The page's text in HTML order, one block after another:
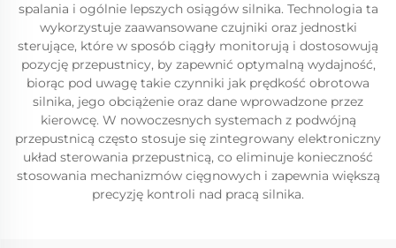
spalania i ogólnie lepszych osiągów silnika. Technologia ta
wykorzystuje zaawansowane czujniki oraz jednostki
sterujące, które w sposób ciągły monitorują i dostosowują
pozycję przepustnicy, by zapewnić optymalną wydajność,
biorąc pod uwagę takie czynniki jak prędkość obrotowa
silnika, jego obciążenie oraz dane wprowadzone przez
kierowcę. W nowoczesnych systemach z podwójną
przepustnicą często stosuje się zintegrowany elektroniczny
układ sterowania przepustnicą, co eliminuje konieczność
stosowania mechanizmów cięgnowych i zapewnia większą
precyzję kontroli nad pracą silnika.